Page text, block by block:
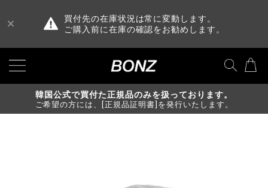
買付先の在庫状況は常に変動します。
ご購入前に在庫の確認をお勧めします。
韓国公式で買付た正規品のみを扱っております。
ご希望の方には、[正規品証明書]を発行いたします。